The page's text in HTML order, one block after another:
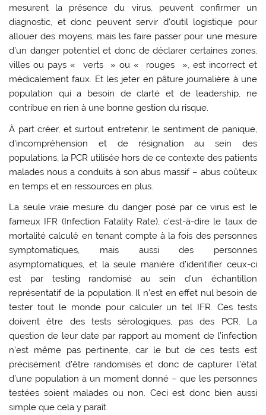
mesurent la présence du virus, peuvent confirmer un
diagnostic, et donc peuvent servir d’outil logistique pour
allouer des moyens, mais les faire passer pour une mesure
d’un danger potentiel et donc de déclarer certaines zones,
villes ou pays « verts » ou « rouges », est incorrect et
médicalement faux. Et les jeter en pâture journalière à une
population qui a besoin de clarté et de leadership, ne
contribue en rien à une bonne gestion du risque.
À part créer, et surtout entretenir, le sentiment de panique,
d’incompréhension et de résignation au sein des
populations, la PCR utilisée hors de ce contexte des patients
malades nous a conduits à son abus massif – abus coûteux
en temps et en ressources en plus.
La seule vraie mesure du danger posé par ce virus est le
fameux IFR (Infection Fatality Rate), c’est-à-dire le taux de
mortalité calculé en tenant compte à la fois des personnes
symptomatiques, mais aussi des personnes
asymptomatiques, et la seule manière d’identifier ceux-ci
est par testing randomisé au sein d’un échantillon
représentatif de la population. Il n’est en effet nul besoin de
tester tout le monde pour calculer un tel IFR. Ces tests
doivent être des tests sérologiques, pas des PCR. La
question de leur date par rapport au moment de l’infection
n’est même pas pertinente, car le but de ces tests est
précisément d’être randomisés et donc de capturer l’état
d’une population à un moment donné – que les personnes
testées soient malades ou non. Ceci est donc bien aussi
simple que cela y paraît.